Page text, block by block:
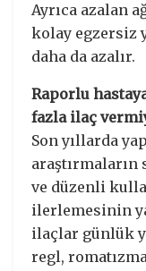
Ayrıca azalan
kolay egzersiz
daha da azalır.
Raporlu
fazla ilaç
Son yıllarda
araştırmaların
ve düzenli
ilerlemesinin
ilaçlar günlük
regl,